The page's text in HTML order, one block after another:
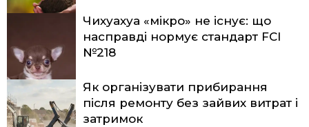
Чихуахуа «мікро» не існує: що
насправді нормує стандарт FCI
№218
Як організувати прибирання
після ремонту без зайвих витрат і
затримок